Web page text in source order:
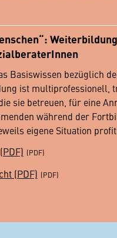
Basiswissen bezüglich
ist
sie betreuen, für eine
während der
eigene Situation
(PDF)